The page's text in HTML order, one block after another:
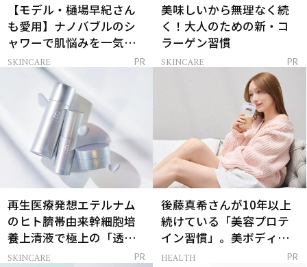
【モデル・樋場早紀さん
も愛用】ナノバブルのシ
ャワーで肌悩みを一気に
解決
SKINCARE PR
美味しいから無理なく続
く！大人のための新・コ
ラーゲン習慣
SKINCARE PR
再生医療発想エテルナム
のヒト臍帯由来幹細胞培
養上清液で極上の「透明
感ハリ肌」へ
SKINCARE PR
後藤真希さんが10年以上
続けている「美容プロテ
イン習慣」。美ボディを
支える朝ルーティンと
HEALTH PR